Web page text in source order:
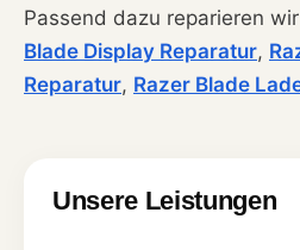
Passend dazu reparieren
Blade Display Reparatur,
Reparatur, Razer Blade
Unsere Leistungen